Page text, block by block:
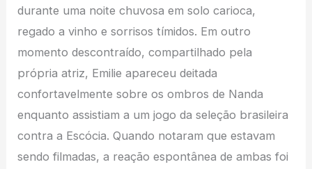
durante uma noite chuvosa em solo carioca,
regado a vinho e sorrisos tímidos. Em outro
momento descontraído, compartilhado pela
própria atriz, Emilie apareceu deitada
confortavelmente sobre os ombros de Nanda
enquanto assistiam a um jogo da seleção brasileira
contra a Escócia. Quando notaram que estavam
sendo filmadas, a reação espontânea de ambas foi